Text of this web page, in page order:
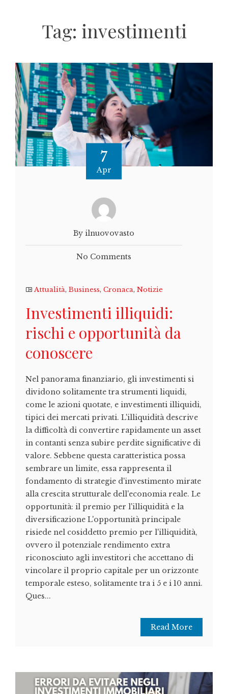
Tag: investimenti
7
Apr
By ilnuovovasto
No Comments
Attualità, Business, Cronaca, Notizie
Investimenti illiquidi:
rischi e opportunità da
conoscere
Nel panorama finanziario, gli investimenti si
dividono solitamente tra strumenti liquidi,
come le azioni quotate, e investimenti illiquidi,
tipici dei mercati privati. L'illiquidità descrive
la difficoltà di convertire rapidamente un asset
in contanti senza subire perdite significative di
valore. Sebbene questa caratteristica possa
sembrare un limite, essa rappresenta il
fondamento di strategie d'investimento mirate
alla crescita strutturale dell'economia reale. Le
opportunità: il premio per l'illiquidità e la
diversificazione L'opportunità principale
risiede nel cosiddetto premio per l'illiquidità,
ovvero il potenziale rendimento extra
riconosciuto agli investitori che accettano di
vincolare il proprio capitale per un orizzonte
temporale esteso, solitamente tra i 5 e i 10 anni.
Ques...
Read More